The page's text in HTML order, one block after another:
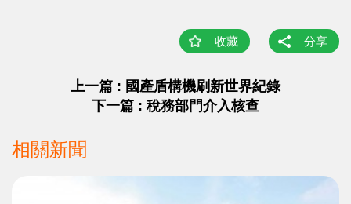
收藏 分享
上一篇 : 國產盾構機刷新世界紀錄
下一篇 : 稅務部門介入核查
相關新聞